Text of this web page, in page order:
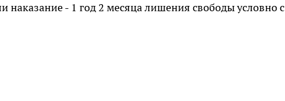
наказание - 1 год 2 месяца лишения свободы условно с